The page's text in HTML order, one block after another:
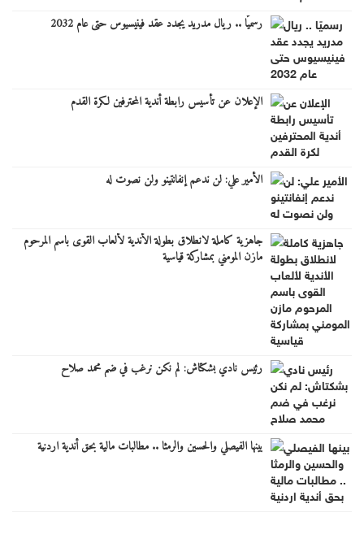
رسميًا .. ريال مدريد يجدد عقد فينيسيوس حتى عام 2032
الإعلان عن تأسيس رابطة أندية المحترفين لكرة القدم
الأمير علي: لن ندعم إنفانتينو ولن نصوت له
جاهزية كاملة لانطلاق بطولة الأندية لألعاب القوى باسم المرحوم
مازن المومني بمشاركة قياسية
رئيس نادي بشكتاش: لم نكن نرغب في ضم محمد صلاح
بينها الفيصلي والحسين والرمثا .. مطالبات مالية بحق أندية اردنية